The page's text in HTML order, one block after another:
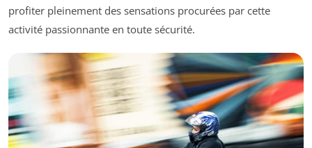
profiter pleinement des sensations procurées par cette
activité passionnante en toute sécurité.